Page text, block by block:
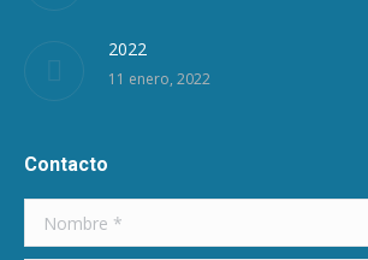
2022
11 enero, 2022
Contacto
Nombre *